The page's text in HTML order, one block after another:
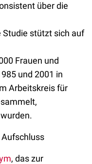
über die
Studie stützt sich auf
Frauen und
und 2001 in
Arbeitskreis für
, das zur